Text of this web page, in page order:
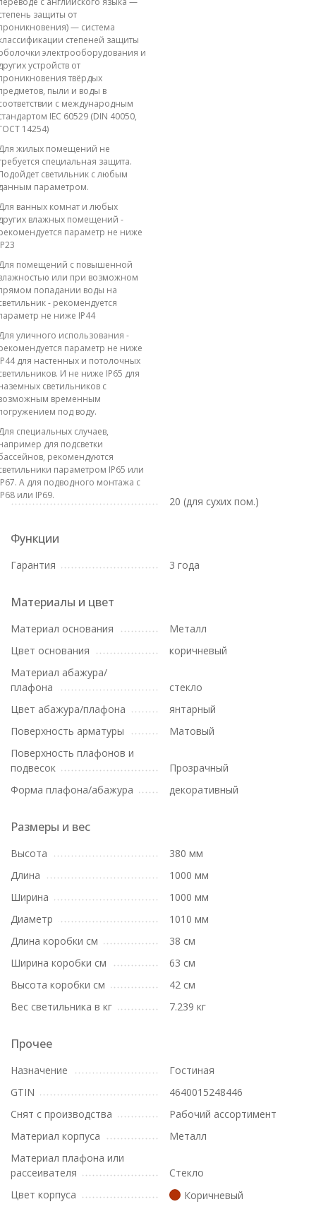
защиты от
— система
степеней защиты
электрооборудования и
устройств от
твёрдых
пыли и воды в
с международным
IEC 60529 (DIN 40050,
14254)
жилых помещений не
специальная защита.
светильник с любым
параметром.
ванных комнат и любых
влажных помещений -
параметр не ниже
помещений с повышенной
или при возможном
попадании воды на
- рекомендуется
не ниже IP44
уличного использования -
параметр не ниже
для настенных и потолочных
И не ниже IP65 для
светильников с
временным
под воду.
специальных случаев,
для подсветки
рекомендуются
параметром IP65 или
А для подводного монтажа с
или IP69.
20 (для сухих пом.)
Функции
Гарантия 3 года
Материалы и цвет
Материал основания
Металл
Цвет основания
коричневый
Материал абажура/
плафона
стекло
Цвет абажура/плафона
янтарный
Поверхность арматуры
Матовый
Поверхность плафонов и
подвесок
Прозрачный
Форма плафона/абажура
декоративный
Размеры и вес
Высота
380 мм
Длина
1000 мм
Ширина
1000 мм
Диаметр
1010 мм
Длина коробки см
38 см
Ширина коробки см
63 см
Высота коробки см
42 см
Вес светильника в кг
7.239 кг
Прочее
Назначение
Гостиная
GTIN
4640015248446
Снят с производства
Рабочий ассортимент
Материал корпуса
Металл
Материал плафона или
рассеивателя
Стекло
Цвет корпуса
Коричневый